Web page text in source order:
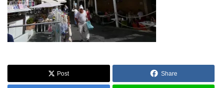
Post Share